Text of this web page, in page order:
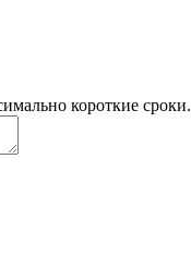
короткие сроки.